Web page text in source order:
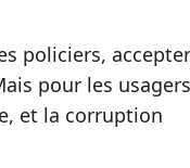
policiers, accepter
pour les usagers
et la corruption